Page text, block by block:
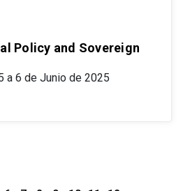
Policy and Sovereign
a 6 de Junio de 2025